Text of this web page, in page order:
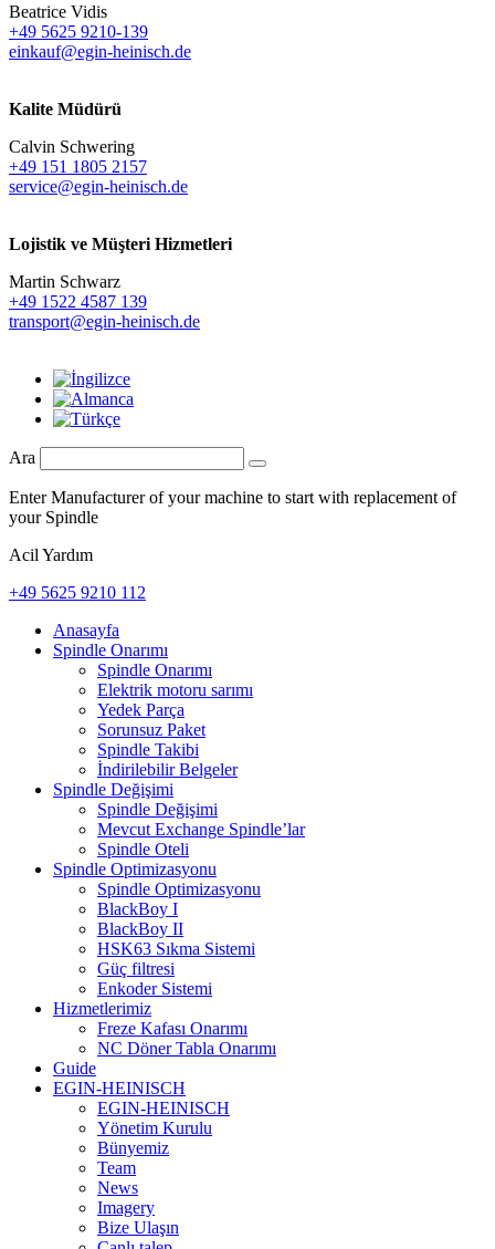
Beatrice Vidis
+49 5625 9210-139
einkauf@egin-heinisch.de
Kalite Müdürü
Calvin Schwering
+49 151 1805 2157
service@egin-heinisch.de
Lojistik ve Müşteri Hizmetleri
Martin Schwarz
+49 1522 4587 139
transport@egin-heinisch.de
Ara
Enter Manufacturer of your machine to start with replacement of
your Spindle
Acil Yardım
+49 5625 9210 112
Anasayfa
Spindle Onarımı
Spindle Onarımı
Elektrik motoru sarımı
Yedek Parça
Sorunsuz Paket
Spindle Takibi
İndirilebilir Belgeler
Spindle Değişimi
Spindle Değişimi
Mevcut Exchange Spindle’lar
Spindle Oteli
Spindle Optimizasyonu
Spindle Optimizasyonu
BlackBoy I
BlackBoy II
HSK63 Sıkma Sistemi
Güç filtresi
Enkoder Sistemi
Hizmetlerimiz
Freze Kafası Onarımı
NC Döner Tabla Onarımı
Guide
EGIN-HEINISCH
EGIN-HEINISCH
Yönetim Kurulu
Bünyemiz
Team
News
Imagery
Bize Ulaşın